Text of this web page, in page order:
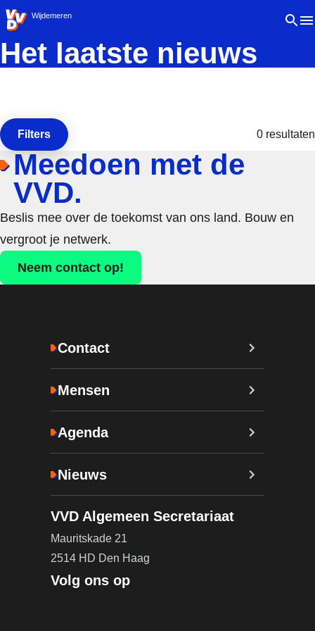
VVD.nl - Ga naar de homepage
Wijdemeren Open
Het laatste nieuws
Open de
Filters 0 resultaten
Meedoen met de
VVD.
Beslis mee over de toekomst van ons land. Bouw en
vergroot je netwerk.
Neem contact op!
Contact
Mensen
Agenda
Nieuws
VVD Algemeen Secretariaat
Mauritskade 21
2514 HD Den Haag
Volg ons op